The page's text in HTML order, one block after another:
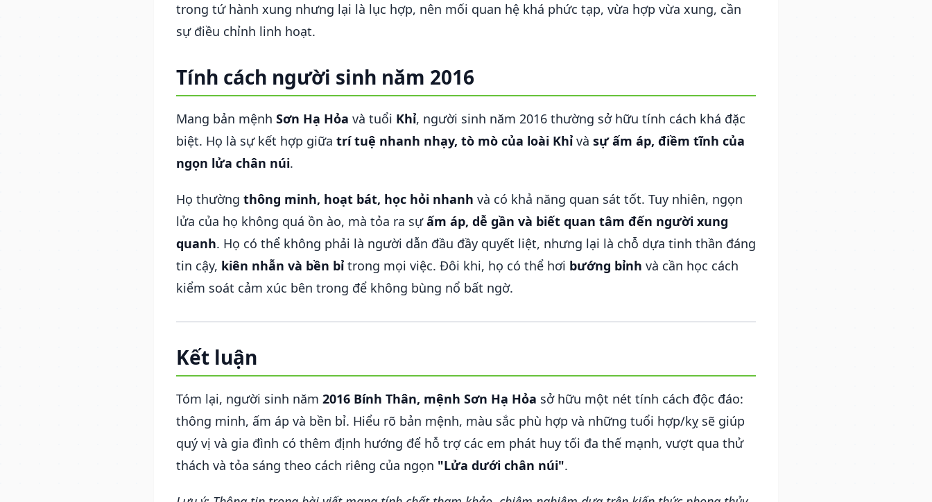
trong tứ hành xung nhưng lại là lục hợp, nên mối quan hệ khá phức tạp, vừa hợp vừa xung, cần
sự điều chỉnh linh hoạt.
Tính cách người sinh năm 2016
Mang bản mệnh Sơn Hạ Hỏa và tuổi Khỉ, người sinh năm 2016 thường sở hữu tính cách khá đặc
biệt. Họ là sự kết hợp giữa trí tuệ nhanh nhạy, tò mò của loài Khỉ và sự ấm áp, điềm tĩnh của
ngọn lửa chân núi.
Họ thường thông minh, hoạt bát, học hỏi nhanh và có khả năng quan sát tốt. Tuy nhiên, ngọn
lửa của họ không quá ồn ào, mà tỏa ra sựấm áp, dễ gần và biết quan tâm đến người xung
quanh. Họ có thể không phải là người dẫn đầu đầy quyết liệt, nhưng lại là chỗ dựa tinh thần đáng
tin cậy, kiên nhẫn và bền bỉ trong mọi việc. Đôi khi, họ có thể hơi bướng bỉnh và cần học cách
kiểm soát cảm xúc bên trong để không bùng nổ bất ngờ.
Kết luận
Tóm lại, người sinh năm 2016 Bính Thân, mệnh Sơn Hạ Hỏa sở hữu một nét tính cách độc đáo:
thông minh, ấm áp và bền bỉ. Hiểu rõ bản mệnh, màu sắc phù hợp và những tuổi hợp/kỵ sẽ giúp
quý vị và gia đình có thêm định hướng để hỗ trợ các em phát huy tối đa thế mạnh, vượt qua thử
thách và tỏa sáng theo cách riêng của ngọn "Lửa dưới chân núi".